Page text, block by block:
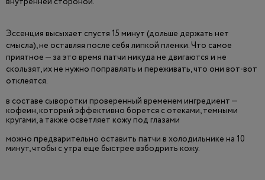
Эссенция высыхает спустя 15 минут (дольше держать нет
смысла), не оставляя после себя липкой пленки. Что самое
приятное — за это время патчи никуда не двигаются и не
скользят, их не нужно поправлять и переживать, что они вот-вот
отклеятся.
в составе сыворотки проверенный временем ингредиент —
кофеин, который эффективно борется с отеками, темными
кругами, а также осветляет кожу под глазами
можно предварительно оставить патчи в холодильнике на 10
минут, чтобы с утра еще быстрее взбодрить кожу.